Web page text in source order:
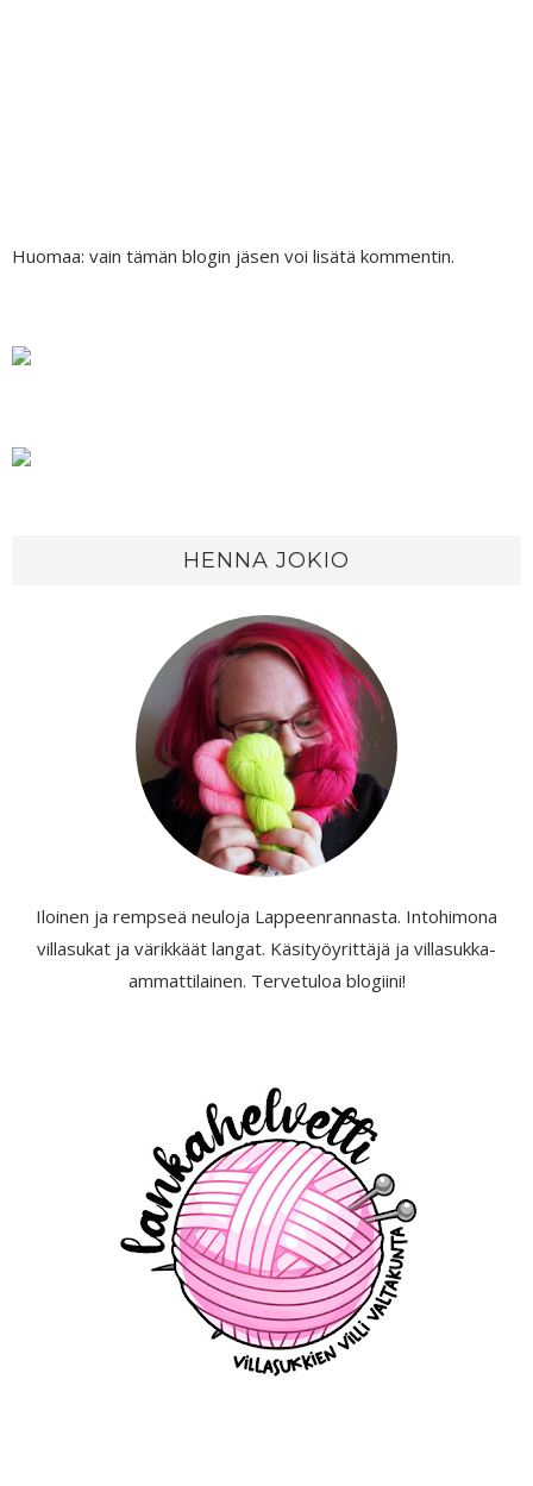
Huomaa: vain tämän blogin jäsen voi lisätä kommentin.
HENNA JOKIO
Iloinen ja rempseä neuloja Lappeenrannasta. Intohimona
villasukat ja värikkäät langat. Käsityöyrittäjä ja villasukka-
ammattilainen. Tervetuloa blogiini!